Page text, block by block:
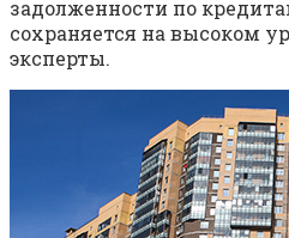
задолженности по
сохраняется на высоком
эксперты.